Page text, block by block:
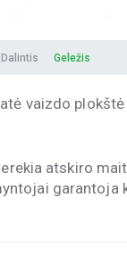
Dalintis Geležis
vaizdo plokštė
atskiro
garantoja